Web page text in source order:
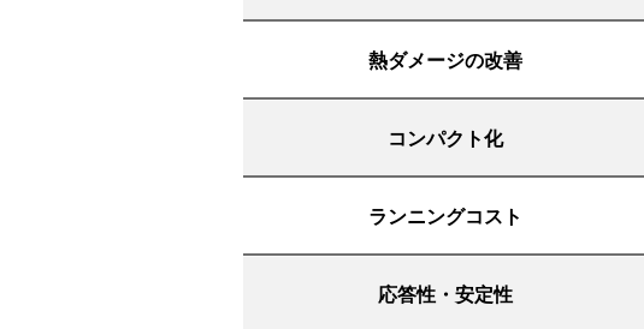
熱ダメージの改善
コンパクト化
ランニングコスト
応答性・安定性